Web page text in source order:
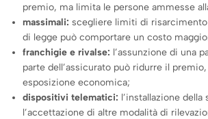
premio, ma limita le persone ammesse
massimali: scegliere limiti di
di legge può comportare un costo
franchigie e rivalse: l’assunzione di una
parte dell’assicurato può ridurre il
esposizione economica;
dispositivi telematici: l’installazione della
l’accettazione di altre modalità di